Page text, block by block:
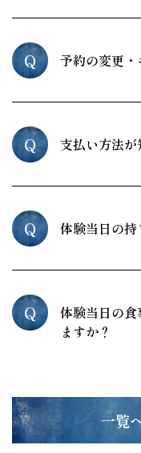
Q 予約の変更・
Q 支払い方法が
Q 体験当日の持
Q
体験当日の食
ますか？
一覧